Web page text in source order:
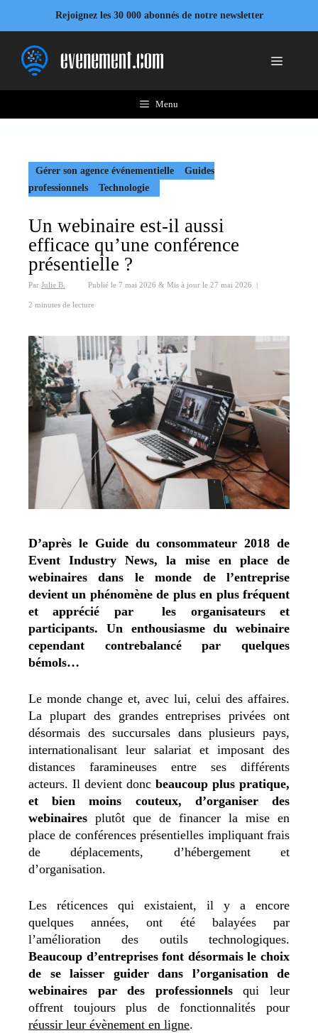
contenu
Rejoignez les 30 000 abonnés de notre newsletter
Menu
Menu
Gérer son agence événementielle
Guides
professionnels
Technologie
Un webinaire est-il aussi
efficace qu’une conférence
présentielle ?
Par Julie B. Publié le 7 mai 2026 & Mis à jour le 27 mai 2026 |
2 minutes de lecture
D’après le Guide du consommateur 2018 de
Event Industry News, la mise en place de
webinaires dans le monde de l’entreprise
devient un phénomène de plus en plus fréquent
et apprécié par les organisateurs et
participants. Un enthousiasme du webinaire
cependant contrebalancé par quelques
bémols…
Le monde change et, avec lui, celui des affaires.
La plupart des grandes entreprises privées ont
désormais des succursales dans plusieurs pays,
internationalisant leur salariat et imposant des
distances faramineuses entre ses différents
acteurs. Il devient donc beaucoup plus pratique,
et bien moins couteux, d’organiser des
webinaires plutôt que de financer la mise en
place de conférences présentielles impliquant frais
de déplacements, d’hébergement et
d’organisation.
Les réticences qui existaient, il y a encore
quelques années, ont été balayées par
l’amélioration des outils technologiques.
Beaucoup d’entreprises font désormais le choix
de se laisser guider dans l’organisation de
webinaires par des professionnelsqui leur
offrent toujours plus de fonctionnalités pour
réussir leur évènement en ligne.